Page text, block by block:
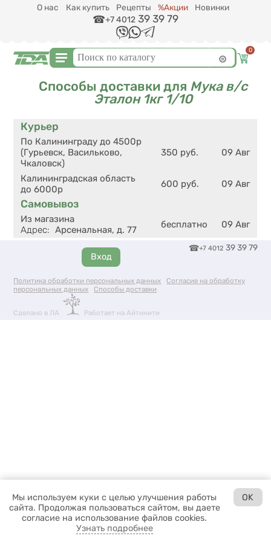
Перейти к основному содержанию
О нас Как купить Рецепты %Акции
Новинки
+7 4012 39 39 79
Форма поиска
Поиск 0
Способы доставки для Мука в/с
Эталон 1кг 1/10
Курьер
По Калининграду до 4500р
(Гурьевск, Васильково,
Чкаловск)
350 руб. 09 Авг
Калининградская область
до 6000р
600 руб. 09 Авг
Самовывоз
Из магазина
Адрес: Арсенальная, д. 77 бесплатно 09 Авг
+7 4012 39 39 79
Политика обработки персональных данных
Согласие на обработку
персональных данных
Способы доставки
Сделано в ЛА Работает на Айтинити
Мы используем куки с целью улучшения работы
сайта. Продолжая пользоваться сайтом, вы даете
согласие на использование файлов cookies.
Узнать подробнее
OK